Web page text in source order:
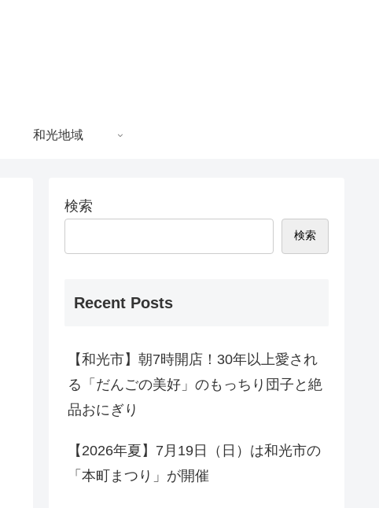
和光地域
検索
検索
Recent Posts
【和光市】朝7時開店！30年以上愛され
る「だんごの美好」のもっちり団子と絶
品おにぎり
【2026年夏】7月19日（日）は和光市の
「本町まつり」が開催